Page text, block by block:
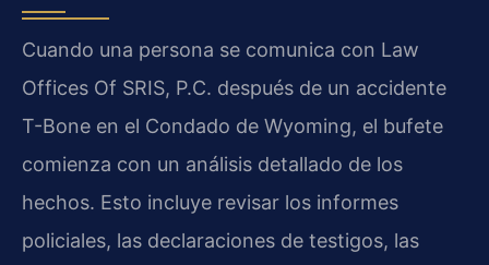
Cuando una persona se comunica con Law
Offices Of SRIS, P.C. después de un accidente
T-Bone en el Condado de Wyoming, el bufete
comienza con un análisis detallado de los
hechos. Esto incluye revisar los informes
policiales, las declaraciones de testigos, las